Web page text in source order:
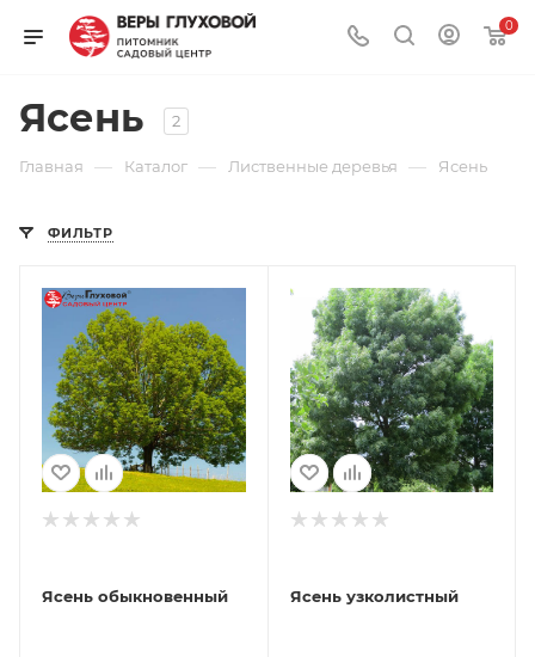
0
Ясень 2
Главная — Каталог — Лиственные деревья — Ясень
ФИЛЬТР
Ясень обыкновенный Ясень узколистный